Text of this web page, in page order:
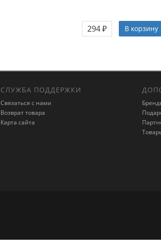
294 ₽
В корзину
СЛУЖБА ПОДДЕРЖКИ
Связаться с нами
Возврат товара
Карта сайта